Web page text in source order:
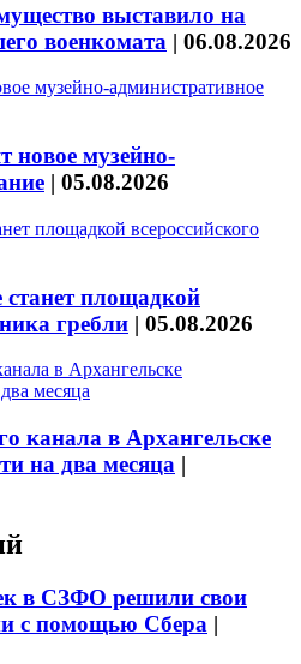
выставило на
военкомата | 06.08.2026
новое музейно-
| 05.08.2026
станет площадкой
гребли | 05.08.2026
канала в Архангельске
на два месяца |
в СЗФО решили свои
с помощью Сбера |